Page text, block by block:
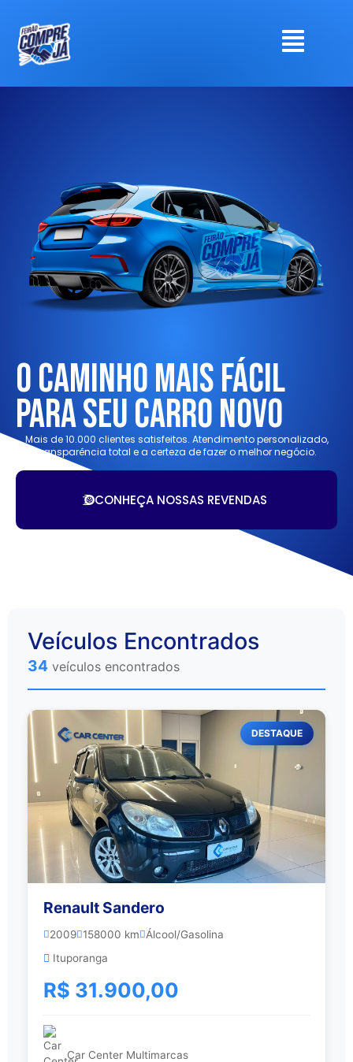
O Caminho Mais Fácil
Para Seu Carro Novo
Mais de 10.000 clientes satisfeitos. Atendimento personalizado,
transparência total e a certeza de fazer o melhor negócio.
CONHEÇA NOSSAS REVENDAS
Veículos Encontrados
34 veículos encontrados
DESTAQUE
Renault Sandero
2009 158000 km
Álcool/Gasolina
Ituporanga
R$ 31.900,00
Car Center Multimarcas